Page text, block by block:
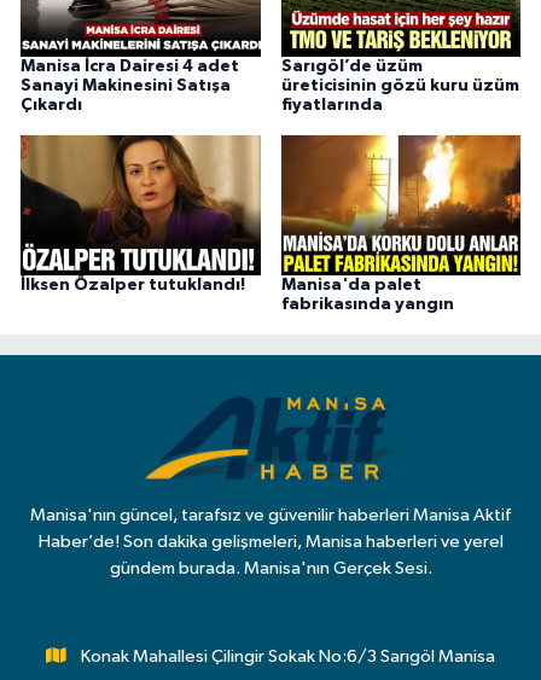
Manisa İcra Dairesi 4 adet
Sanayi Makinesini Satışa
Çıkardı
Sarıgöl’de üzüm
üreticisinin gözü kuru üzüm
fiyatlarında
İlksen Özalper tutuklandı!
Manisa'da palet
fabrikasında yangın
Manisa'nın güncel, tarafsız ve güvenilir haberleri Manisa Aktif
Haber’de! Son dakika gelişmeleri, Manisa haberleri ve yerel
gündem burada. Manisa'nın Gerçek Sesi.
Konak Mahallesi Çilingir Sokak No:6/3 Sarıgöl Manisa